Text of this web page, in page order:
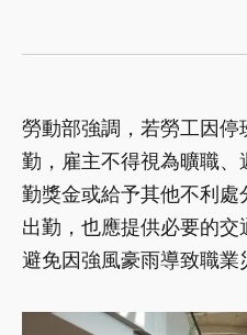
勞動部強調，若勞工因
勤，雇主不得視為曠職
勤獎金或給予其他不利
出勤，也應提供必要的交
避免因強風豪雨導致職業